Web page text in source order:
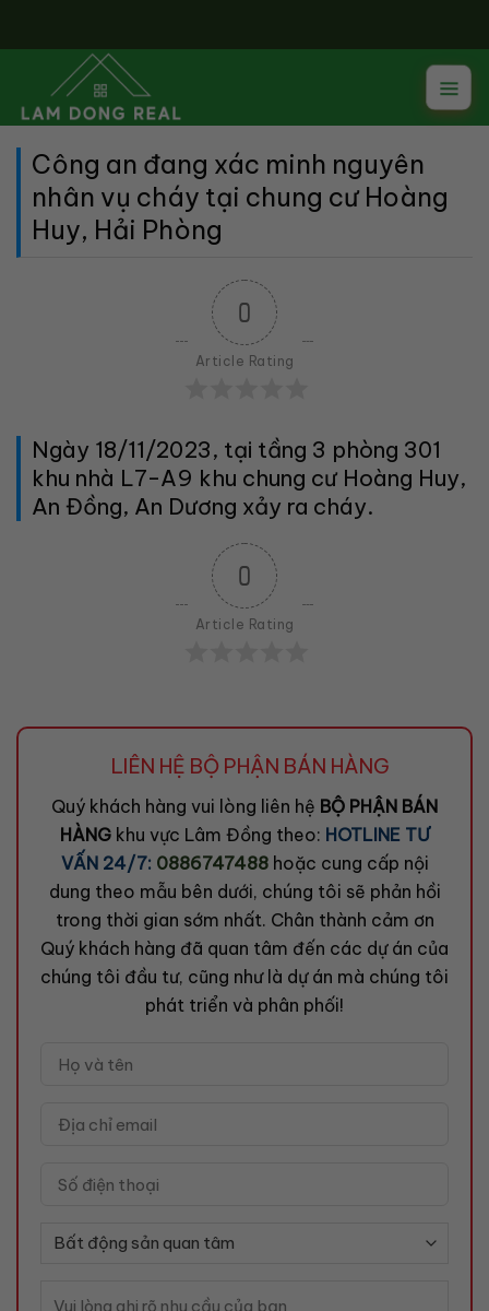
Công an đang xác minh nguyên
nhân vụ cháy tại chung cư Hoàng
Huy, Hải Phòng
0
Article Rating
Ngày 18/11/2023, tại tầng 3 phòng 301
khu nhà L7-A9 khu chung cư Hoàng Huy,
An Đồng, An Dương xảy ra cháy.
0
Article Rating
LIÊN HỆ BỘ PHẬN BÁN HÀNG
Quý khách hàng vui lòng liên hệ BỘ PHẬN BÁN
HÀNGkhu vực Lâm Đồng theo: HOTLINE TƯ
VẤN 24/7: 0886747488 hoặc cung cấp nội
dung theo mẫu bên dưới, chúng tôi sẽ phản hồi
trong thời gian sớm nhất. Chân thành cảm ơn
Quý khách hàng đã quan tâm đến các dự án của
chúng tôi đầu tư, cũng như là dự án mà chúng tôi
phát triển và phân phối!